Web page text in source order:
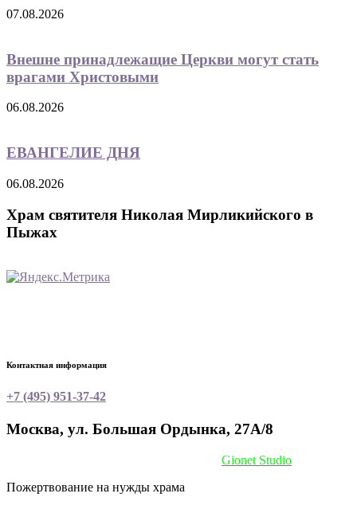
07.08.2026
Внешне принадлежащие Церкви могут стать
врагами Христовыми
06.08.2026
ЕВАНГЕЛИЕ ДНЯ
06.08.2026
Храм святителя Николая Мирликийского в
Пыжах
Контактная информация
+7 (495) 951-37-42
Москва, ул. Большая Ордынка, 27А/8
Gionet Studio
Пожертвование на нужды храма